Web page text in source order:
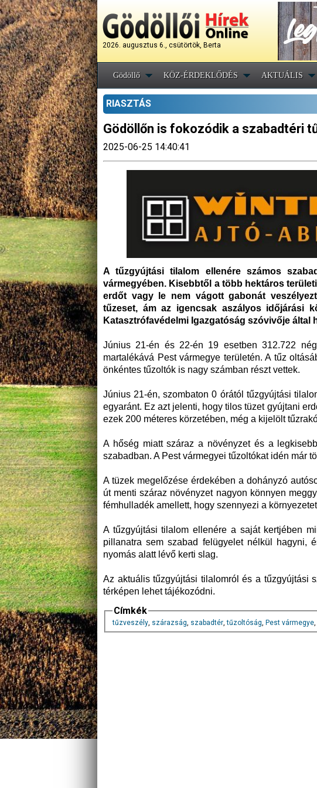
2026. augusztus 6., csütörtök, Berta
Gödöllő KÖZ-ÉRDEKLŐDÉS AKTUÁLIS
RIASZTÁS
Gödöllőn is fokozódik a szabadtéri
2025-06-25 14:40:41
A tűzgyújtási tilalom ellenére számos
vármegyében. Kisebbtől a több hektáros
erdőt vagy le nem vágott gabonát
tűzeset, ám az igencsak aszályos időjárási
Katasztrófavédelmi Igazgatóság szóvivője
Június 21-én és 22-én 19 esetben 312.722
martalékává Pest vármegye területén. A tűz
önkéntes tűzoltók is nagy számban részt vettek.
Június 21-én, szombaton 0 órától tűzgyújtási
egyaránt. Ez azt jelenti, hogy tilos tüzet gyújtani
ezek 200 méteres körzetében, még a kijelölt
A hőség miatt száraz a növényzet és a
szabadban. A Pest vármegyei tűzoltókat idén már
A tüzek megelőzése érdekében a dohányzó
út menti száraz növényzet nagyon könnyen
fémhulladék amellett, hogy szennyezi a
A tűzgyújtási tilalom ellenére a saját kertjében
pillanatra sem szabad felügyelet nélkül hagyni,
nyomás alatt lévő kerti slag.
Az aktuális tűzgyújtási tilalomról és a tűzgyújtási
térképen lehet tájékozódni.
Címkék
tűzveszély, szárazság, szabadtér,tűzoltóság, Pest vármegye,